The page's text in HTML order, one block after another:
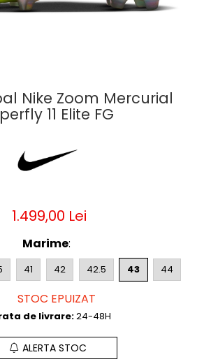
femei
Nike Zoom Mercurial
11 Elite FG
1.499,00 Lei
Marime:
41 42 42.5 43 44
STOC EPUIZAT
de livrare:24-48H
ALERTA STOC